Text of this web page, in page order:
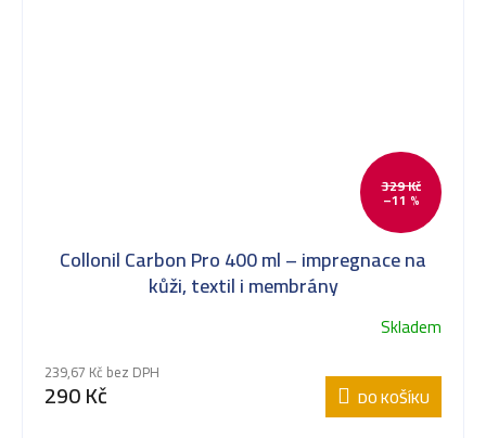
329 Kč
–11 %
Collonil Carbon Pro 400 ml – impregnace na
kůži, textil i membrány
Skladem
239,67 Kč bez DPH
290 Kč DO KOŠÍKU